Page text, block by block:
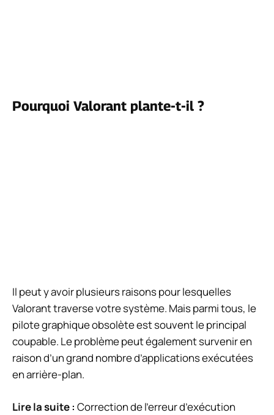
Pourquoi Valorant plante-t-il ?
Il peut y avoir plusieurs raisons pour lesquelles
Valorant traverse votre système. Mais parmi tous, le
pilote graphique obsolète est souvent le principal
coupable. Le problème peut également survenir en
raison d’un grand nombre d’applications exécutées
en arrière-plan.
Lire la suite : Correction de l’erreur d’exécution